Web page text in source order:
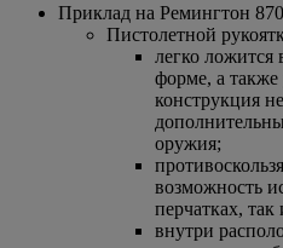
Приклад на Ремингтон 870
Пистолетной
легко ложится
форме, а
конструкция
оружия;
возможность
перчатках, так
внутри